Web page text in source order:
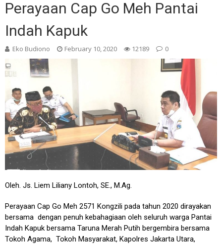
Perayaan Cap Go Meh Pantai
Indah Kapuk
Eko Budiono February 10, 2020 12189 0
Oleh. Js. Liem Liliany Lontoh, SE., M.Ag.
Perayaan Cap Go Meh 2571 Kongzili pada tahun 2020 dirayakan
bersama dengan penuh kebahagiaan oleh seluruh warga Pantai
Indah Kapuk bersama Taruna Merah Putih bergembira bersama
Tokoh Agama, Tokoh Masyarakat, Kapolres Jakarta Utara,